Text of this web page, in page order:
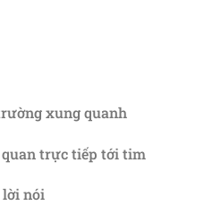
xung quanh
quan trực tiếp tới tim
lời nói